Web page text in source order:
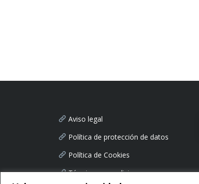
Aviso legal
Política de protección de datos
Política de Cookies
Términos y condiciones